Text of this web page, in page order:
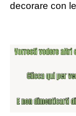
decorare con